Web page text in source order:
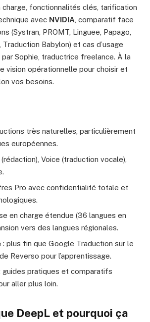
charge, fonctionnalités clés, tarification
avec NVIDIA , comparatif face
(Systran, PROMT, Linguee, Papago,
Traduction Babylon) et cas d’usage
Sophie, traductrice freelance. À la
vision opérationnelle pour choisir et
vos besoins.
très naturelles, particulièrement
européennes.
Voice (traduction vocale),
Pro avec confidentialité totale et
en charge étendue (36 langues en
vers des langues régionales.
: plus fin que Google Traduction sur le
Reverso pour l’apprentissage.
guides pratiques et comparatifs
aller plus loin.
DeepL et pourquoi ça